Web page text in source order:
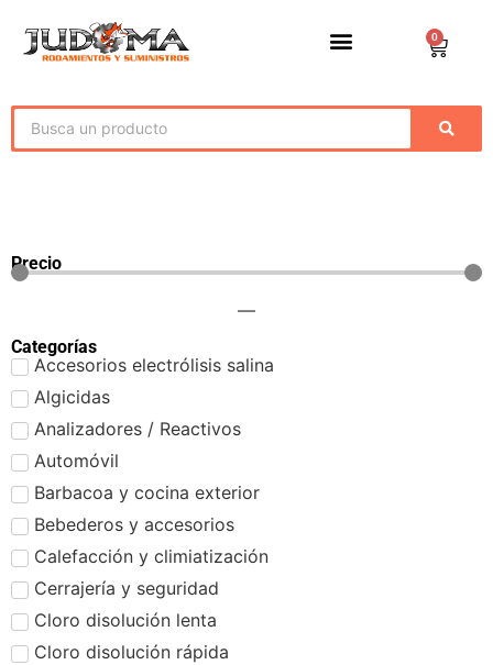
0
Precio
—
Categorías
Accesorios electrólisis salina
Algicidas
Analizadores / Reactivos
Automóvil
Barbacoa y cocina exterior
Bebederos y accesorios
Calefacción y climiatización
Cerrajería y seguridad
Cloro disolución lenta
Cloro disolución rápida